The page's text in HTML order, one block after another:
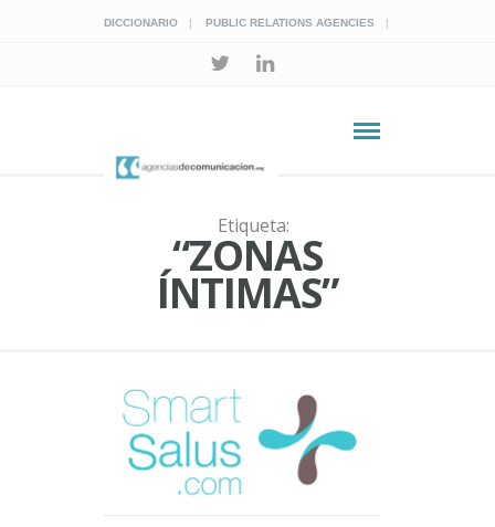
DICCIONARIO PUBLIC RELATIONS AGENCIES
Etiqueta:
“ZONAS
ÍNTIMAS”